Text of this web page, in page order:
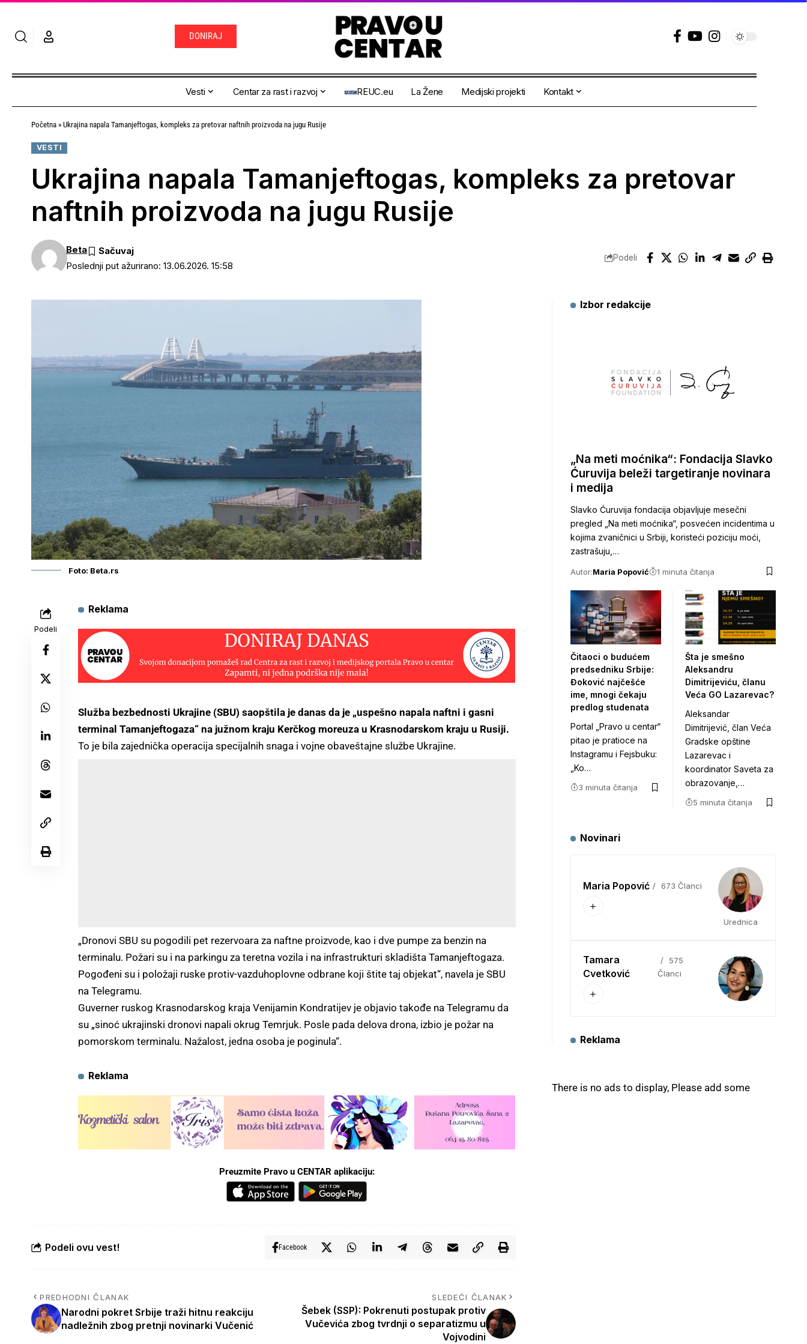
DONIRAJ
Vesti Centar za rast i razvoj REUC.eu La Žene Medijski projekti Kontakt
Početna » Ukrajina napala Tamanjeftogas, kompleks za pretovar naftnih proizvoda na jugu Rusije
VESTI
Ukrajina napala Tamanjeftogas, kompleks za pretovar
naftnih proizvoda na jugu Rusije
Poslednji put ažurirano: 13.06.2026. 15:58
Beta
Podeli
Foto: Beta.rs
Podeli
Reklama
Služba bezbednosti Ukrajine (SBU) saopštila je danas da je „uspešno napala naftni i gasni
terminal Tamanjeftogaza“ na južnom kraju Kerčkog moreuza u Krasnodarskom kraju u Rusiji.
To je bila zajednička operacija specijalnih snaga i vojne obaveštajne službe Ukrajine.
„Dronovi SBU su pogodili pet rezervoara za naftne proizvode, kao i dve pumpe za benzin na
terminalu. Požari su i na parkingu za teretna vozila i na infrastrukturi skladišta Tamanjeftogaza.
Pogođeni su i položaji ruske protiv-vazduhoplovne odbrane koji štite taj objekat“, navela je SBU
na Telegramu.
Guverner ruskog Krasnodarskog kraja Venijamin Kondratijev je objavio takođe na Telegramu da
su „sinoć ukrajinski dronovi napali okrug Temrjuk. Posle pada delova drona, izbio je požar na
pomorskom terminalu. Nažalost, jedna osoba je poginula“.
Reklama
Preuzmite Pravo u CENTAR aplikaciju:
Podeli ovu vest! Facebook
PREDHODNI ČLANAK
Narodni pokret Srbije traži hitnu reakciju
nadležnih zbog pretnji novinarki Vučenić
SLEDEĆI ČLANAK
Šebek (SSP): Pokrenuti postupak protiv
Vučevića zbog tvrdnji o separatizmu u
Vojvodini
Izbor redakcije
„Na meti moćnika“: Fondacija Slavko
Ćuruvija beleži targetiranje novinara
i medija
Slavko Ćuruvija fondacija objavljuje mesečni
pregled „Na meti moćnika“, posvećen incidentima u
kojima zvaničnici u Srbiji, koristeći poziciju moći,
zastrašuju,…
Autor:Maria Popović 1 minuta čitanja
Čitaoci o budućem
predsedniku Srbije:
Đoković najčešće
ime, mnogi čekaju
predlog studenata
Portal „Pravo u centar“
pitao je pratioce na
Instagramu i Fejsbuku:
„Ko…
3 minuta čitanja
Šta je smešno
Aleksandru
Dimitrijeviću, članu
Veća GO Lazarevac?
Aleksandar
Dimitrijević, član Veća
Gradske opštine
Lazarevac i
koordinator Saveta za
obrazovanje,…
5 minuta čitanja
Novinari
Maria Popović 673 Članci
Urednica
Tamara
Cvetković
575
Članci
Reklama
There is no ads to display, Please add some